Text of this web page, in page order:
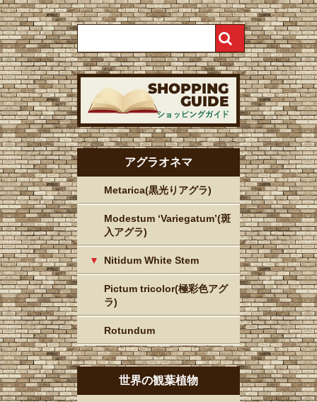
アグラオネマ
Metarica(黒光りアグラ)
Modestum ‘Variegatum’(斑
入アグラ)
Nitidum White Stem
Pictum tricolor(極彩色アグ
ラ)
Rotundum
世界の観葉植物